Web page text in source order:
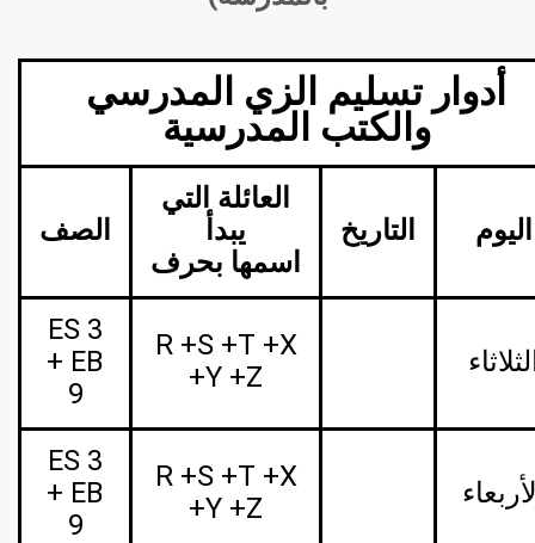
أدوار تسليم الزي المدرسي
والكتب المدرسية
الصف
العائلة التي
يبدأ
اسمها بحرف
التاريخ اليوم
ES 3
+ EB
9
R +S +T +X
+Y +Z
ES 3
+ EB
9
R +S +T +X
+Y +Z